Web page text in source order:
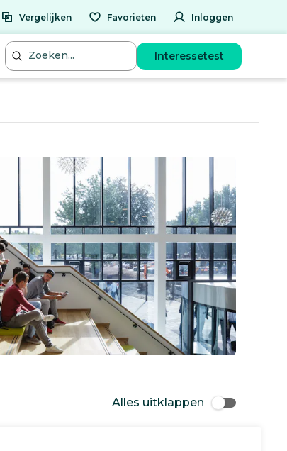
Vergelijken Favorieten Inloggen
Interessetest
Alles uitklappen